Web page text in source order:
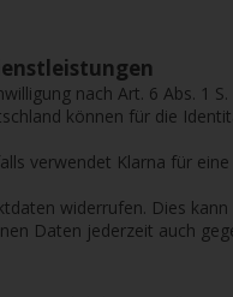
nach Art. 6 Abs. 1
können für die
verwendet Klarna für
widerrufen. Dies
Daten jederzeit auch